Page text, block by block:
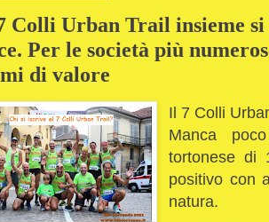
Colli Urban Trail insieme
Per le società più
di valore
Il 7 Colli
Manca
tortonese di
positivo con
natura.